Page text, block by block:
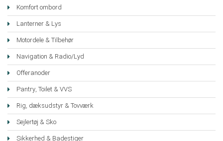
Komfort ombord
Lanterner & Lys
Motordele & Tilbehør
Navigation & Radio/Lyd
Offeranoder
Pantry, Toilet & VVS
Rig, dæksudstyr & Tovværk
Sejlertøj & Sko
Sikkerhed & Badestiger